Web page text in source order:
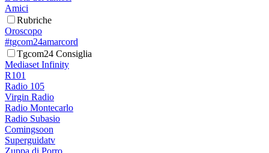
Amici
Rubriche
Oroscopo
#tgcom24amarcord
Tgcom24 Consiglia
Mediaset Infinity
R101
Radio 105
Virgin Radio
Radio Montecarlo
Radio Subasio
Comingsoon
Superguidatv